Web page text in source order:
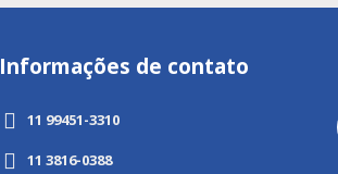
Informações de contato
11 99451-3310
11 3816-0388